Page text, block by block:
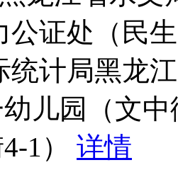
公证处（民
统计局黑龙
儿园（文
1） 详情